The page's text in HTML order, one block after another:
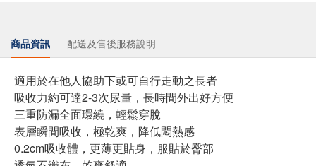
商品資訊 配送及售後服務說明
適用於在他人協助下或可自行走動之長者
吸收力約可達2-3次尿量，長時間外出好方便
三重防漏全面環繞，輕鬆穿脫
表層瞬間吸收，極乾爽，降低悶熱感
0.2cm吸收體，更薄更貼身，服貼於臀部